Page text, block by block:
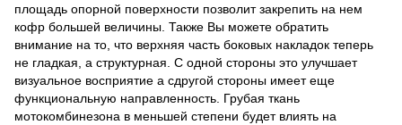
площадь опорной поверхности позволит закрепить на нем
кофр большей величины. Также Вы можете обратить
внимание на то, что верхняя часть боковых накладок теперь
не гладкая, а структурная. С одной стороны это улучшает
визуальное восприятие а сдругой стороны имеет еще
функциональную направленность. Грубая ткань
мотокомбинезона в меньшей степени будет влиять на